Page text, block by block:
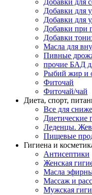
Добавки для
Добавки для
Добавки для
Добавки при
Добавки
Масла для
Пивные
прочие БАД
Рыбий жир и
Фиточай
Фиточай/чай
Диета, спорт,
Все для
Диетические
Леденцы.
Пищевые
Гигиена и
Антисептики
Женская
Масла
Массаж и
Мужская